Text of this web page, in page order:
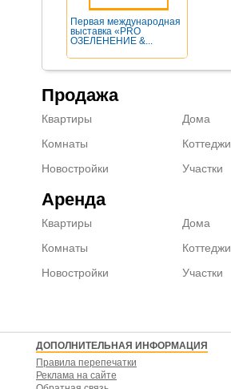
Первая международная
выставка «PRO
ОЗЕЛЕНЕНИЕ &...
Продажа
Квартиры
Комнаты
Новостройки
Дома
Коттеджи
Участки
Аренда
Квартиры
Комнаты
Новостройки
Дома
Коттеджи
Участки
ДОПОЛНИТЕЛЬНАЯ ИНФОРМАЦИЯ
Правила перепечатки
Реклама на сайте